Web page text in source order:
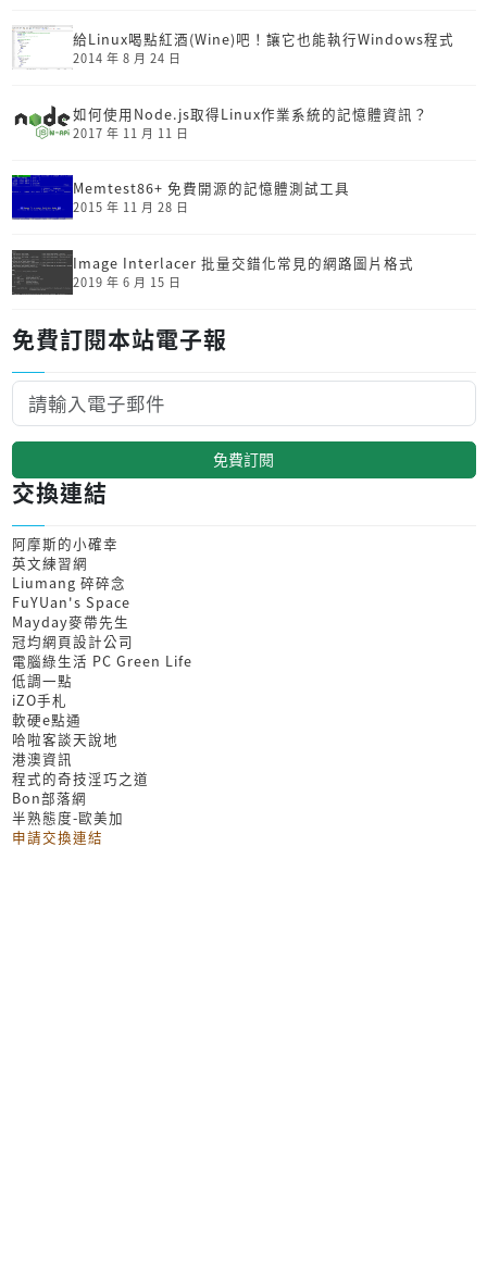
給Linux喝點紅酒(Wine)吧！讓它也能執行Windows程式
2014 年 8 月 24 日
如何使用Node.js取得Linux作業系統的記憶體資訊？
2017 年 11 月 11 日
Memtest86+ 免費開源的記憶體測試工具
2015 年 11 月 28 日
Image Interlacer 批量交錯化常見的網路圖片格式
2019 年 6 月 15 日
免費訂閱本站電子報
免費訂閱
交換連結
阿摩斯的小確幸
英文練習網
Liumang 碎碎念
FuYUan's Space
Mayday麥帶先生
冠均網頁設計公司
電腦綠生活 PC Green Life
低調一點
iZO手札
軟硬e點通
哈啦客談天說地
港澳資訊
程式的奇技淫巧之道
Bon部落網
半熟態度-歐美加
申請交換連結